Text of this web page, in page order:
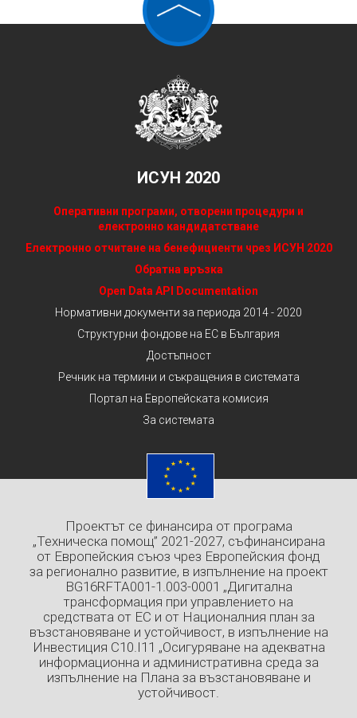
ИСУН 2020
Оперативни програми, отворени процедури и
електронно кандидатстване
Електронно отчитане на бенефициенти чрез ИСУН 2020
Обратна връзка
Open Data API Documentation
Нормативни документи за периода 2014 - 2020
Структурни фондове на ЕС в България
Достъпност
Речник на термини и съкращения в системата
Портал на Европейската комисия
За системата
Проектът се финансира от програма
„Техническа помощ” 2021-2027, съфинансирана
от Европейския съюз чрез Европейския фонд
за регионално развитие, в изпълнение на проект
BG16RFTA001-1.003-0001 „Дигитална
трансформация при управлението на
средствата от ЕС и от Националния план за
възстановяване и устойчивост, в изпълнение на
Инвестиция C10.I11 „Осигуряване на адекватна
информационна и административна среда за
изпълнение на Плана за възстановяване и
устойчивост.